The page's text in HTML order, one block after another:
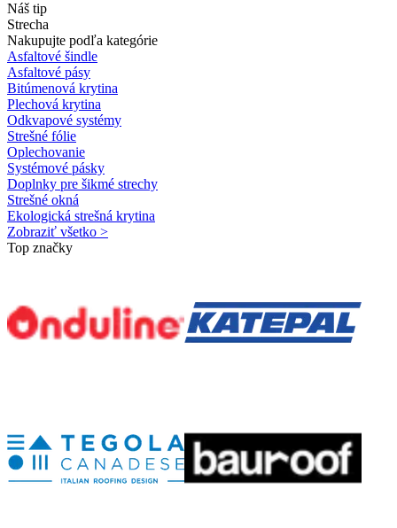
Náš tip
Strecha
Nakupujte podľa kategórie
Asfaltové šindle
Asfaltové pásy
Bitúmenová krytina
Plechová krytina
Odkvapové systémy
Strešné fólie
Oplechovanie
Systémové pásky
Doplnky pre šikmé strechy
Strešné okná
Ekologická strešná krytina
Zobraziť všetko >
Top značky